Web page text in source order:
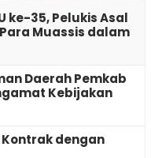
ke-35, Pelukis Asal
Muassis dalam
Daerah Pemkab
Kebijakan
dengan